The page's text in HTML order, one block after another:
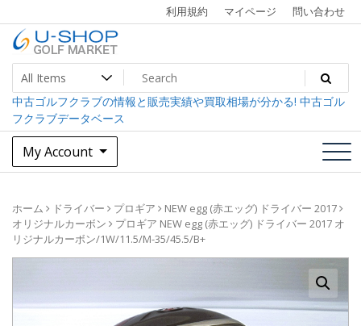
to
content
利用規約 マイページ 問い合わせ
U-SHOP Golf Market dev
中古ゴルフクラブ最大級！U-SHOPゴルフマーケット
中古ゴルフクラブの情報と販売実績や買取相場が分かる! 中古ゴル
フクラブデータベース
My Account
ホーム ドライバー プロギア
NEW egg (赤エッグ) ドライバー 2017
オリジナルカーボン
プロギア NEW egg (赤エッグ) ドライバー 2017 オ
リジナルカーボン/1W/11.5/M-35/45.5/B+